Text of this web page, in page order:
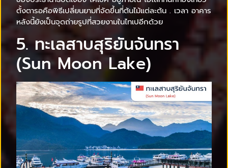
ตั้งตารอคือพิธีเปลี่ยนยามที่จัดขึ้นที่ต้นไม้แต่ละต้น . เวลา อาคาร
หลังนี้ยังเป็นจุดถ่ายรูปที่สวยงามในไทเปอีกด้วย
5. ทะเลสาบสุริยันจันทรา
(Sun Moon Lake)